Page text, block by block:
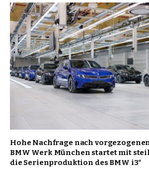
Hohe Nachfrage nach
BMW Werk München startet mit
die Serienproduktion des BMW i3*